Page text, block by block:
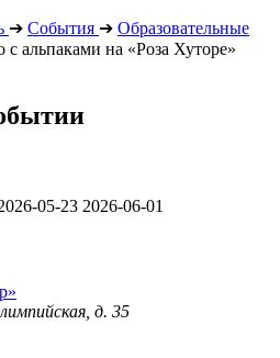
➔ События ➔ Образовательные
с альпаками на «Роза Хуторе»
05-23 2026-06-01
д. 35